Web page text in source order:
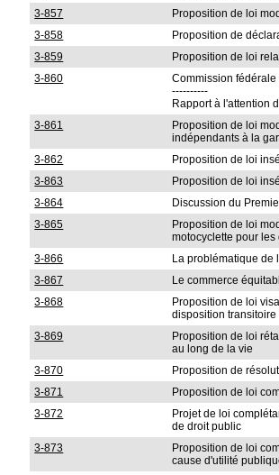
3-857
Proposition de loi
3-858
Proposition de
3-859
Proposition de loi
3-860
Commission
----------
Rapport à l'attention
3-861
Proposition de loi
indépendants à la
3-862 Proposition de loi
3-863
Proposition de loi
3-864
Discussion du
3-865
Proposition de loi
motocyclette pour
3-866 La problématique de
3-867
Le commerce
3-868
Proposition de loi
disposition
3-869
Proposition de loi
au long de la vie
3-870 Proposition de
3-871
Proposition de loi
3-872
Projet de loi
de droit public
3-873
Proposition de loi
cause d'utilité